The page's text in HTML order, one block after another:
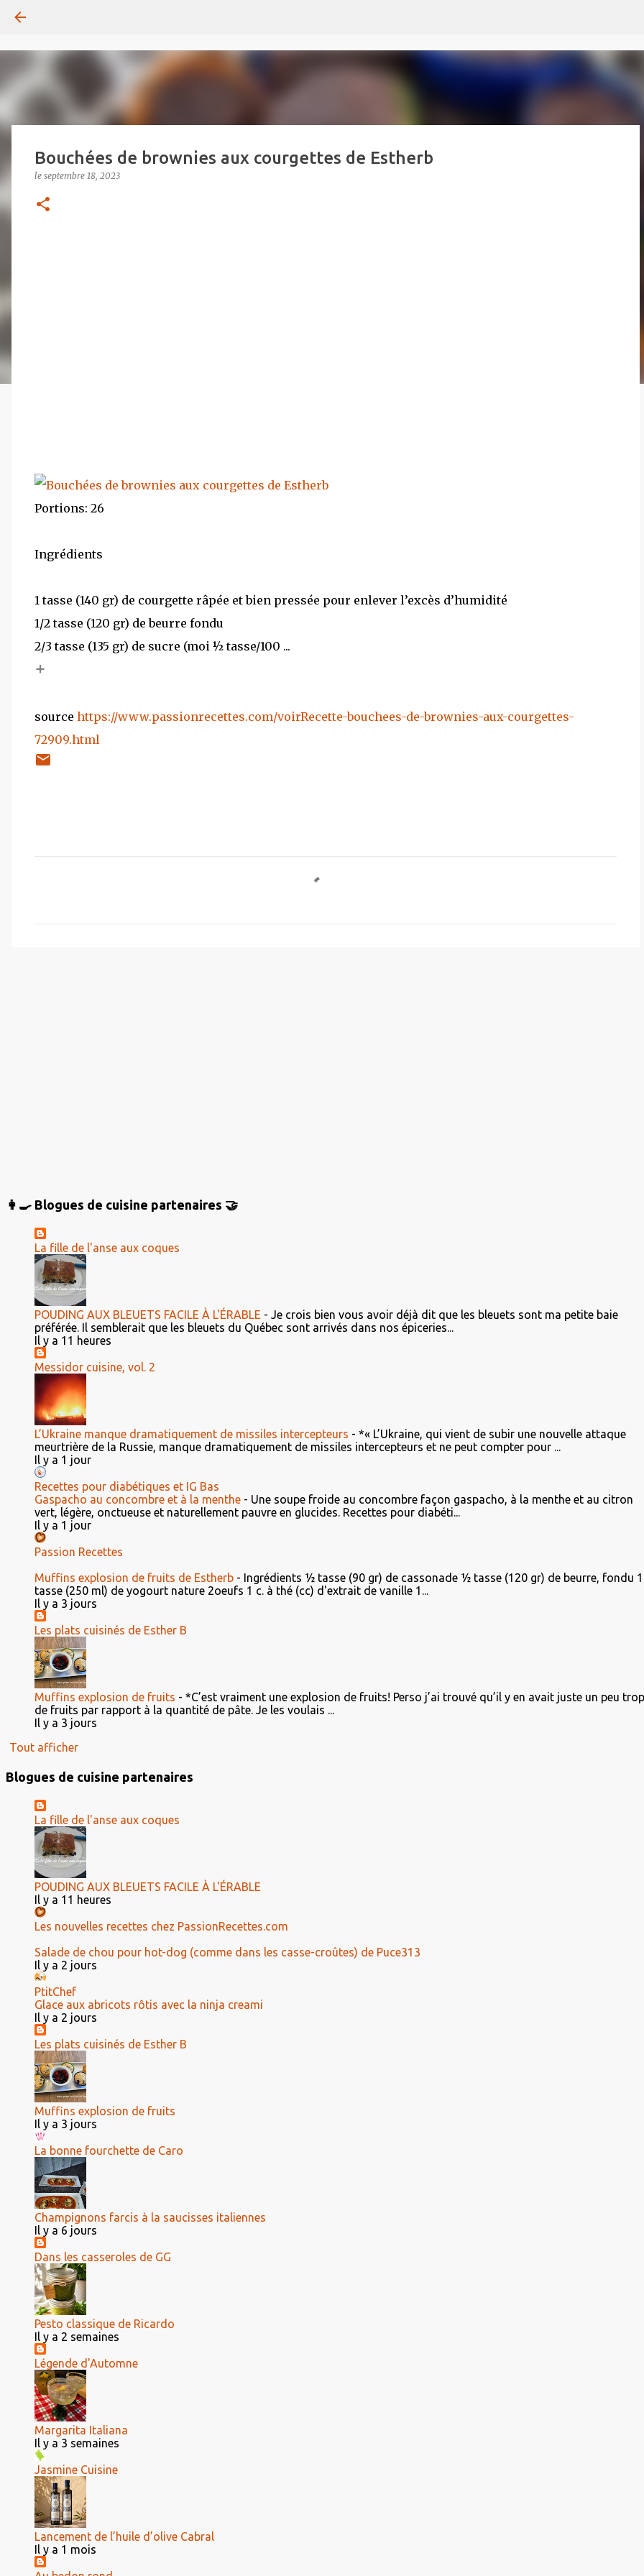
Bouchées de brownies aux courgettes de Estherb
le septembre 18, 2023
Portions: 26
Ingrédients
1 tasse (140 gr) de courgette râpée et bien pressée pour enlever l’excès d’humidité
1/2 tasse (120 gr) de beurre fondu
2/3 tasse (135 gr) de sucre (moi ½ tasse/100 ...
+
source https://www.passionrecettes.com/voirRecette-bouchees-de-brownies-aux-courgettes-
72909.html
👩‍🍳 Blogues de cuisine partenaires 🤝
La fille de l'anse aux coques
POUDING AUX BLEUETS FACILE À L'ÉRABLE - Je crois bien vous avoir déjà dit que les bleuets sont ma petite baie
préférée. Il semblerait que les bleuets du Québec sont arrivés dans nos épiceries...
Il y a 11 heures
Messidor cuisine, vol. 2
L’Ukraine manque dramatiquement de missiles intercepteurs - *« L’Ukraine, qui vient de subir une nouvelle attaque
meurtrière de la Russie, manque dramatiquement de missiles intercepteurs et ne peut compter pour ...
Il y a 1 jour
Recettes pour diabétiques et IG Bas
Gaspacho au concombre et à la menthe - Une soupe froide au concombre façon gaspacho, à la menthe et au citron
vert, légère, onctueuse et naturellement pauvre en glucides. Recettes pour diabéti...
Il y a 1 jour
Passion Recettes
Muffins explosion de fruits de Estherb - Ingrédients ½ tasse (90 gr) de cassonade ½ tasse (120 gr) de beurre, fondu 1
tasse (250 ml) de yogourt nature 2oeufs 1 c. à thé (cc) d'extrait de vanille 1...
Il y a 3 jours
Les plats cuisinés de Esther B
Muffins explosion de fruits - *C’est vraiment une explosion de fruits! Perso j’ai trouvé qu’il y en avait juste un peu trop
de fruits par rapport à la quantité de pâte. Je les voulais ...
Il y a 3 jours
Tout afficher
Blogues de cuisine partenaires
La fille de l'anse aux coques
POUDING AUX BLEUETS FACILE À L'ÉRABLE
Il y a 11 heures
Les nouvelles recettes chez PassionRecettes.com
Salade de chou pour hot-dog (comme dans les casse-croûtes) de Puce313
Il y a 2 jours
PtitChef
Glace aux abricots rôtis avec la ninja creami
Il y a 2 jours
Les plats cuisinés de Esther B
Muffins explosion de fruits
Il y a 3 jours
La bonne fourchette de Caro
Champignons farcis à la saucisses italiennes
Il y a 6 jours
Dans les casseroles de GG
Pesto classique de Ricardo
Il y a 2 semaines
Légende d'Automne
Margarita Italiana
Il y a 3 semaines
Jasmine Cuisine
Lancement de l’huile d’olive Cabral
Il y a 1 mois